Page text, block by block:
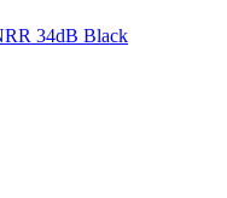
34dB Black